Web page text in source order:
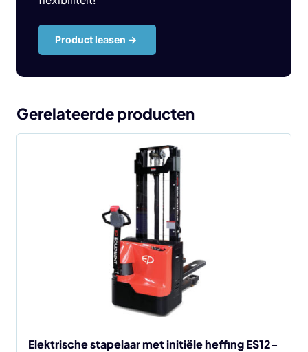
Product leasen ->
Gerelateerde producten
Elektrische stapelaar met initiële heffing ES12-
de